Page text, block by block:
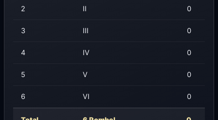
2 II 0
3 III 0
4 IV 0
5 V 0
6 VI 0